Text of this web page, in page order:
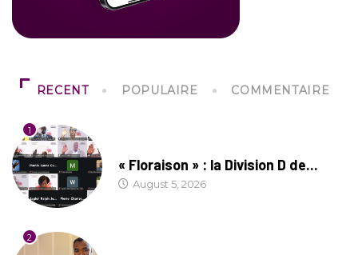
RECENT POPULAIRE COMMENTAIRE
1
« Floraison » : la Division D de...
August 5, 2026
2